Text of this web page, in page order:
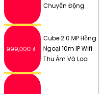
Chuyển Động
999,000 ₫
Cube 2.0 MP Hồng
Ngoại 10m IP Wifi
Thu Âm Và Loa